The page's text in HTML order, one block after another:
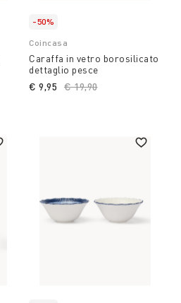
-50%
Coincasa
Caraffa in vetro borosilicato
dettaglio pesce
Price reduced from
€ 19,90to
€ 9,95